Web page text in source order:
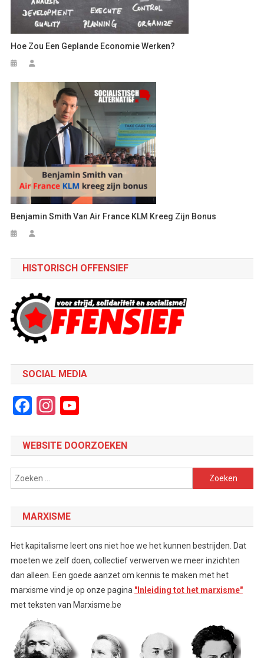
Hoe Zou Een Geplande Economie Werken?
Benjamin Smith Van Air France KLM Kreeg Zijn Bonus
HISTORISCH OFFENSIEF
SOCIAL MEDIA
Facebook
Instagram
WEBSITE DOORZOEKEN
Zoeken
naar:
MARXISME
Het kapitalisme leert ons niet hoe we het kunnen bestrijden. Dat
moeten we zelf doen, collectief verwerven we meer inzichten
dan alleen. Een goede aanzet om kennis te maken met het
marxisme vind je op onze pagina "Inleiding tot het marxisme"
met teksten van Marxisme.be